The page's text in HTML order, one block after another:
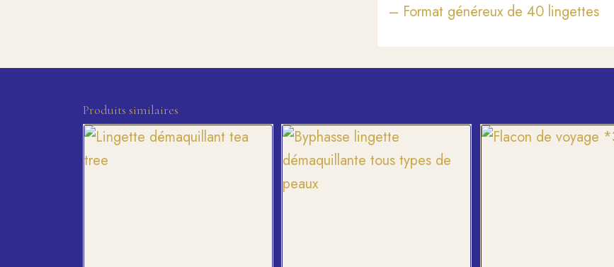
– Format généreux de 40 lingettes
Produits similaires